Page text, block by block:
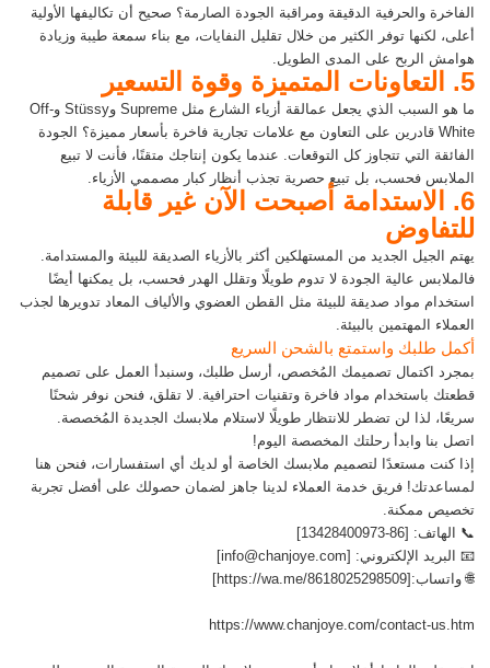
الفاخرة والحرفية الدقيقة ومراقبة الجودة الصارمة؟ صحيح أن تكاليفها الأولية
أعلى، لكنها توفر الكثير من خلال تقليل النفايات، مع بناء سمعة طيبة وزيادة
هوامش الربح على المدى الطويل.
5. التعاونات المتميزة وقوة التسعير
ما هو السبب الذي يجعل عمالقة أزياء الشارع مثل Supreme وStüssy وOff-
White قادرين على التعاون مع علامات تجارية فاخرة بأسعار مميزة؟ الجودة
الفائقة التي تتجاوز كل التوقعات. عندما يكون إنتاجك متقنًا، فأنت لا تبيع
الملابس فحسب، بل تبيع حصرية تجذب أنظار كبار مصممي الأزياء.
6. الاستدامة أصبحت الآن غير قابلة
للتفاوض
يهتم الجيل الجديد من المستهلكين أكثر بالأزياء الصديقة للبيئة والمستدامة.
فالملابس عالية الجودة لا تدوم طويلًا وتقلل الهدر فحسب، بل يمكنها أيضًا
استخدام مواد صديقة للبيئة مثل القطن العضوي والألياف المعاد تدويرها لجذب
العملاء المهتمين بالبيئة.
أكمل طلبك واستمتع بالشحن السريع
بمجرد اكتمال تصميمك المُخصص، أرسل طلبك، وسنبدأ العمل على تصميم
قطعتك باستخدام مواد فاخرة وتقنيات احترافية. لا تقلق، فنحن نوفر شحنًا
سريعًا، لذا لن تضطر للانتظار طويلًا لاستلام ملابسك الجديدة المُخصصة.
اتصل بنا وابدأ رحلتك المخصصة اليوم!
إذا كنت مستعدًا لتصميم ملابسك الخاصة أو لديك أي استفسارات، فنحن هنا
لمساعدتك! فريق خدمة العملاء لدينا جاهز لضمان حصولك على أفضل تجربة
تخصيص ممكنة.
📞 الهاتف: [86-13428400973]
📧 البريد الإلكتروني: [info@chanjoye.com]
🌐 واتساب:[https://wa.me/8618025298509]
https://www.chanjoye.com/contact-us.htm